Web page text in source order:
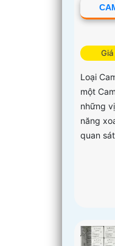
Loại
một
những
năng
quan